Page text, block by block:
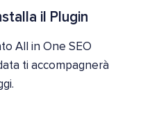
il Plugin
All in One SEO
ti accompagnerà